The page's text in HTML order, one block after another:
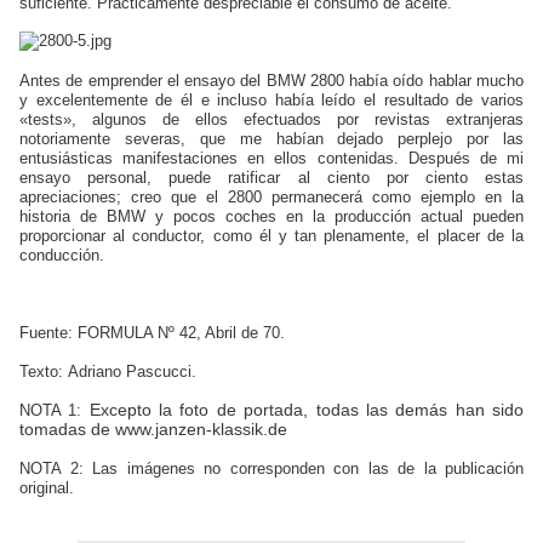
Antes de emprender el ensayo del BMW 2800 había oído hablar mucho
y excelentemente de él e incluso había leído el resultado de varios
«tests», algunos de ellos efectuados por revistas extranjeras
notoriamente severas, que me habían dejado perplejo por las
entusiásticas manifestaciones en ellos contenidas. Después de mi
ensayo personal, puede ratificar al ciento por ciento estas
apreciaciones; creo que el 2800 permanecerá como ejemplo en la
historia de BMW y pocos coches en la producción actual pueden
proporcionar al conductor, como él y tan plenamente, el placer de la
conducción.
Fuente: FORMULA Nº 42, Abril de 70.
Texto: Adriano Pascucci.
NOTA 1: Excepto la foto de portada, todas las demás han sido
tomadas de www.janzen-klassik.de
NOTA 2: Las imágenes no corresponden con las de la publicación
original.